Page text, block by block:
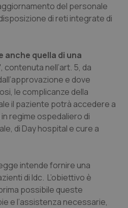
urogenitali
del personale
di reti integrate di
anche quella di una
, contenuta nell’art. 5, da
e dove
le complicanze della
il paziente potrà accedere a
regime ospedaliero di
di Day hospital e cure a
intende fornire una
di Idc. L’obiettivo è
possibile queste
e l’assistenza necessarie,